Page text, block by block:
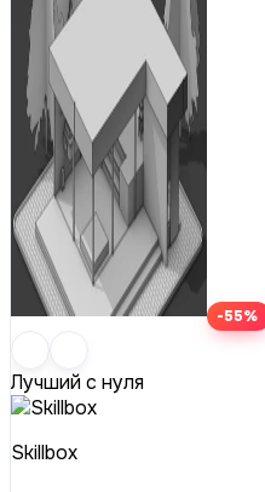
-55%
Лучший с нуля
Skillbox